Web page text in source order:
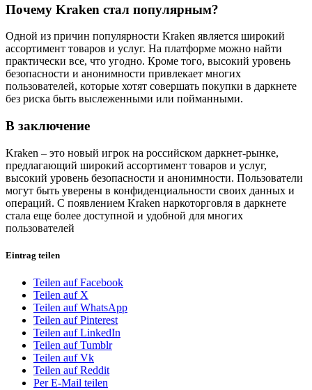
Почему Kraken стал популярным?
Одной из причин популярности Kraken является широкий
ассортимент товаров и услуг. На платформе можно найти
практически все, что угодно. Кроме того, высокий уровень
безопасности и анонимности привлекает многих
пользователей, которые хотят совершать покупки в даркнете
без риска быть выслеженными или пойманными.
В заключение
Kraken – это новый игрок на российском даркнет-рынке,
предлагающий широкий ассортимент товаров и услуг,
высокий уровень безопасности и анонимности. Пользователи
могут быть уверены в конфиденциальности своих данных и
операций. С появлением Kraken наркоторговля в даркнете
стала еще более доступной и удобной для многих
пользователей
Eintrag teilen
Teilen auf Facebook
Teilen auf X
Teilen auf WhatsApp
Teilen auf Pinterest
Teilen auf LinkedIn
Teilen auf Tumblr
Teilen auf Vk
Teilen auf Reddit
Per E-Mail teilen